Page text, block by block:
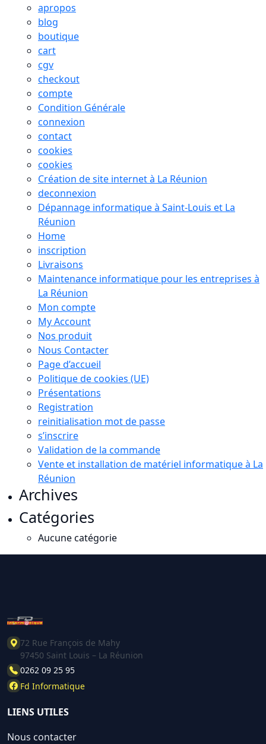
apropos
blog
boutique
cart
cgv
checkout
compte
Condition Générale
connexion
contact
cookies
cookies
Création de site internet à La Réunion
deconnexion
Dépannage informatique à Saint-Louis et La
Réunion
Home
inscription
Livraisons
Maintenance informatique pour les entreprises à
La Réunion
Mon compte
My Account
Nos produit
Nous Contacter
Page d’accueil
Politique de cookies (UE)
Présentations
Registration
reinitialisation mot de passe
s’inscrire
Validation de la commande
Vente et installation de matériel informatique à La
Réunion
Archives
Catégories
Aucune catégorie
72 Rue François de Mahy
97450 Saint Louis – La Réunion
0262 09 25 95
Fd Informatique
LIENS UTILES
Nous contacter